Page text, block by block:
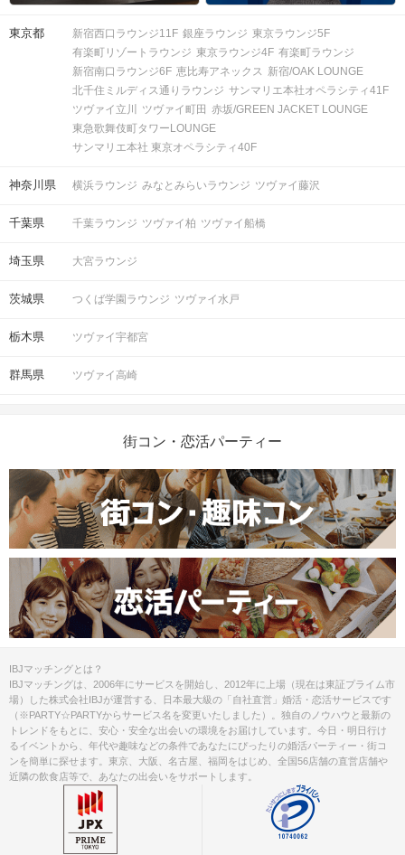
注意事項
※キャッシュバック・割引チケット等
対象外
※全額保証クーポン対象外
開始時刻に遅れてご到着される場合
お電話での問い合わせ窓口はございま
また、原則30分以上の遅れてのご参加
持ってお越しください
ご理解とご協力をお願いいたします。
キャンセル
について
ご予約手続き完了後、お客様都合によ
りキャンセルされた場合、参加費と同
額のキャンセル料が発生します。
掲載開始日：2023/7/14
東京都 新宿西口ラウンジ11F 銀座ラウンジ 東京ラウンジ5F
有楽町リゾートラウンジ 東京ラウンジ4F 有楽町ラウンジ
新宿南口ラウンジ6F 恵比寿アネックス 新宿/OAK LOUNGE
北千住ミルディス通りラウンジ サンマリエ本社オペラシティ41F
ツヴァイ立川
ツヴァイ町田 赤坂/GREEN JACKET LOUNGE
東急歌舞伎町タワーLOUNGE
サンマリエ本社 東京オペラシティ40F
神奈川県 横浜ラウンジ みなとみらいラウンジ ツヴァイ藤沢
千葉県 千葉ラウンジ ツヴァイ柏 ツヴァイ船橋
埼玉県 大宮ラウンジ
茨城県 つくば学園ラウンジ ツヴァイ水戸
栃木県 ツヴァイ宇都宮
群馬県 ツヴァイ高崎
街コン・恋活パーティー
IBJマッチングとは？
IBJマッチングは、2006年にサービスを開始し、2012年に上場（現在は東証プライム市
場）した株式会社IBJが運営する、日本最大級の「自社直営」婚活・恋活サービスです
（※PARTY☆PARTYからサービス名を変更いたしました）。独自のノウハウと最新の
トレンドをもとに、安心・安全な出会いの環境をお届けしています。今日・明日行け
るイベントから、年代や趣味などの条件であなたにぴったりの婚活パーティー・街コ
ンを簡単に探せます。東京、大阪、名古屋、福岡をはじめ、全国56店舗の直営店舗や
近隣の飲食店等で、あなたの出会いをサポートします。